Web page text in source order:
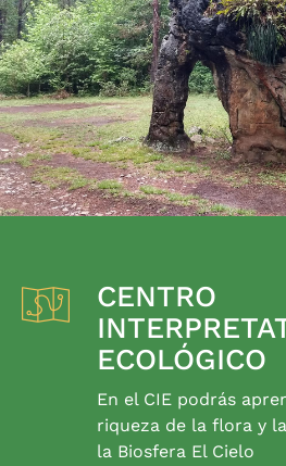
CENTRO
ECOLÓGICO
En el CIE podrás
riqueza de la flora y
la Biosfera El Cielo